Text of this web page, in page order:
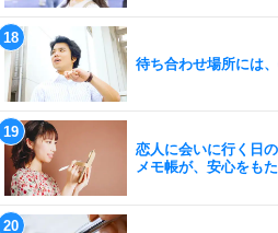
待ち合わせ場所には
恋人に会いに行く日
メモ帳が、安心をも